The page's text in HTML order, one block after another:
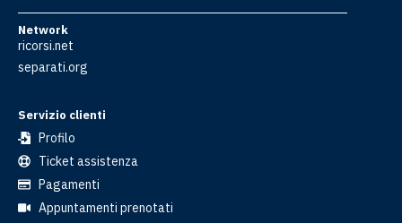
Network
ricorsi.net
separati.org
Servizio clienti
Profilo
Ticket assistenza
Pagamenti
Appuntamenti prenotati